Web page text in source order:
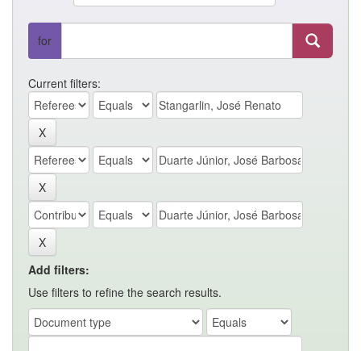
for
Current filters:
Add filters:
Use filters to refine the search results.